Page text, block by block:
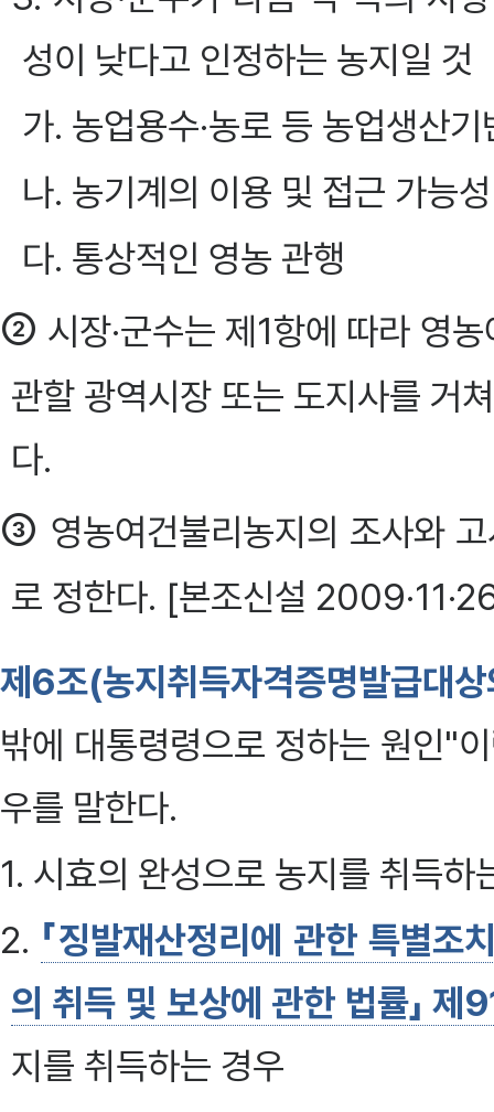
성이 낮다고 인정하는 농지일 것
가. 농업용수·농로 등 농업생산
나. 농기계의 이용 및 접근 가능성
다. 통상적인 영농 관행
② 시장·군수는 제1항에 따라 영
관할 광역시장 또는 도지사를 거
다.
③ 영농여건불리농지의 조사와
로 정한다. [본조신설
제6조(농지취득자격증명발급대
밖에 대통령령으로 정하는 원인"
우를 말한다.
1. 시효의 완성으로 농지를 취득하
2. 「징발재산정리에 관한 특별조
의 취득 및 보상에 관한 법률」 제
지를 취득하는 경우